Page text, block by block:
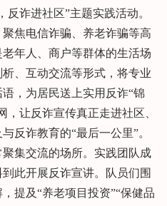
诈进社区”主题实践活动。
焦电信诈骗、养老诈骗等高
年人、商户等群体的生活场
、互动交流等形式，将专业
，为居民送上实用反诈“锦
，让反诈宣传真正走进社区、
反诈教育的“最后一公里”。
集交流的场所。实践团队成
此开展反诈宣讲。队员们围
提及“养老项目投资”“保健品